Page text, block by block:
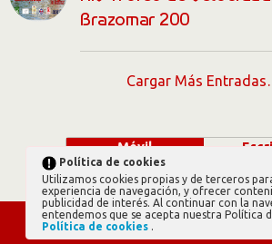
Política de cookies
Utilizamos cookies propias y de terceros
experiencia de navegación, y ofrecer
publicidad de interés. Al continuar con la
entendemos que se acepta nuestra Política
Política de cookies .
Brazomar 200
Cargar Más
Móvil